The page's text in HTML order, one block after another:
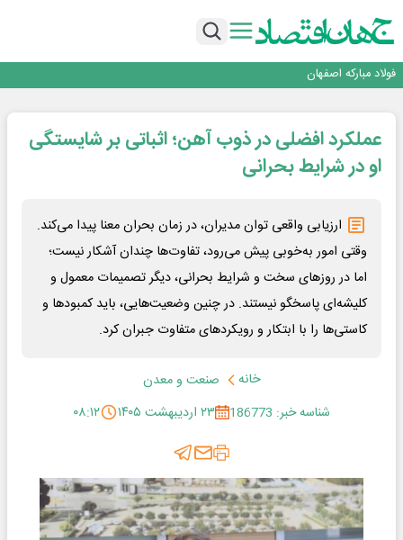
تداوم صعود مس در بازارهای جهانی؛ قیمت فلز سرخ از ۱۴هزار دلار در هر تن عبور کرد
فولاد مبارکه اصفهان
تجدیدپذیر با حضور استاندار اصفهان
گفتگو با کاوه معلمی، مدیر حسابداری مدیریت فولادسنگان
تداوم صعود مس در بازارهای جهانی؛ قیمت فلز سرخ از ۱۴هزار دلار در هر تن عبور کرد
فولاد در تله قیمت‌گذاری دستوری
عملکرد افضلی در ذوب آهن؛ اثباتی بر شایستگی
او در شرایط بحرانی
ارزیابی واقعی توان مدیران، در زمان بحران معنا پیدا می‌کند.
وقتی امور به‌خوبی پیش می‌رود، تفاوت‌ها چندان آشکار نیست؛
اما در روزهای سخت و شرایط بحرانی، دیگر تصمیمات معمول و
کلیشه‌ای پاسخگو نیستند. در چنین وضعیت‌هایی، باید کمبودها و
کاستی‌ها را با ابتکار و رویکردهای متفاوت جبران کرد.
خانه
صنعت و معدن
شناسه خبر: 186773
۲۳ اردیبهشت ۱۴۰۵ ۰۸:۱۲